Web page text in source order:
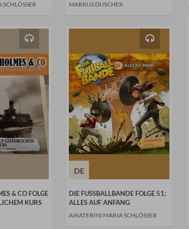
MARKUS DUSCHEK
& CO FOLGE
KURS
DE
DIE FUSSBALLBANDE FOLGE 51:
ALLES AUF ANFANG
AIKATERINI MARIA SCHLÖSSER